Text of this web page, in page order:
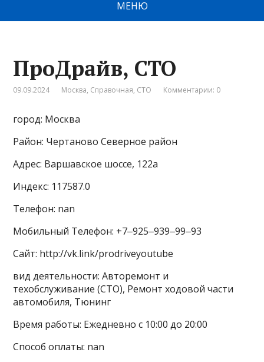
МЕНЮ
ПроДрайв, СТО
09.09.2024 Москва, Справочная, СТО Комментарии: 0
город: Москва
Район: Чертаново Северное район
Адрес: Варшавское шоссе, 122а
Индекс: 117587.0
Телефон: nan
Мобильный Телефон: +7‒925‒939‒99‒93
Сайт: http://vk.link/prodriveyoutube
вид деятельности: Авторемонт и
техобслуживание (СТО), Ремонт ходовой части
автомобиля, Тюнинг
Время работы: Ежедневно с 10:00 до 20:00
Способ оплаты: nan